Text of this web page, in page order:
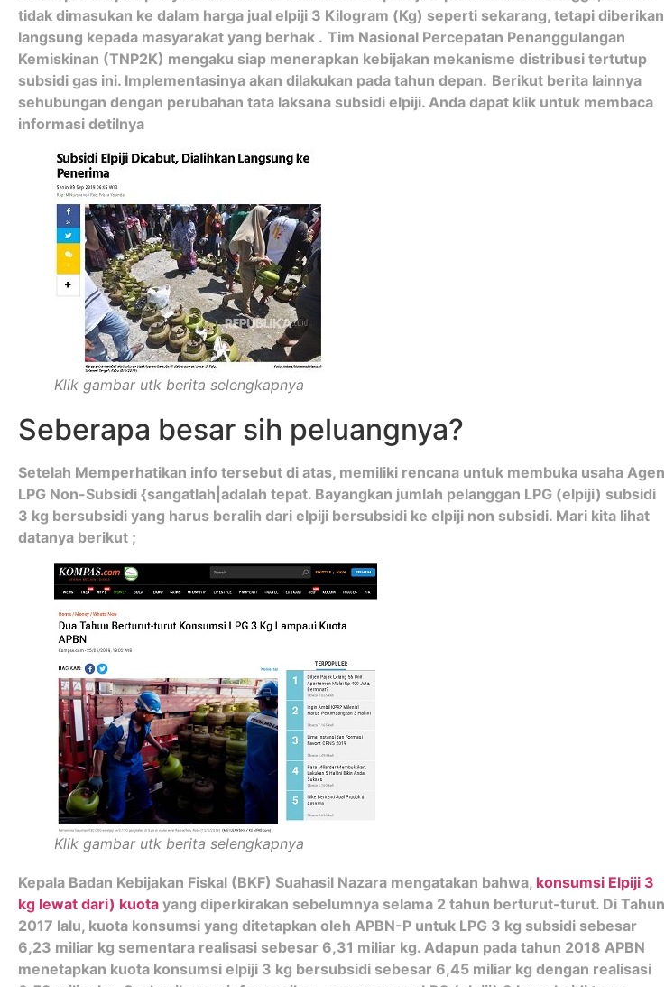
tidak dimasukan ke dalam harga jual elpiji 3 Kilogram (Kg) seperti sekarang, tetapi diberikan
langsung kepada masyarakat yang berhak . Tim Nasional Percepatan Penanggulangan
Kemiskinan (TNP2K) mengaku siap menerapkan kebijakan mekanisme distribusi tertutup
subsidi gas ini. Implementasinya akan dilakukan pada tahun depan. Berikut berita lainnya
sehubungan dengan perubahan tata laksana subsidi elpiji. Anda dapat klik untuk membaca
informasi detilnya
Klik gambar utk berita selengkapnya
Seberapa besar sih peluangnya?
Setelah Memperhatikan info tersebut di atas, memiliki rencana untuk membuka usaha Agen
LPG Non-Subsidi {sangatlah|adalah tepat. Bayangkan jumlah pelanggan LPG (elpiji) subsidi
3 kg bersubsidi yang harus beralih dari elpiji bersubsidi ke elpiji non subsidi. Mari kita lihat
datanya berikut ;
Klik gambar utk berita selengkapnya
Kepala Badan Kebijakan Fiskal (BKF) Suahasil Nazara mengatakan bahwa, konsumsi Elpiji 3
kg lewat dari) kuota yang diperkirakan sebelumnya selama 2 tahun berturut-turut. Di Tahun
2017 lalu, kuota konsumsi yang ditetapkan oleh APBN-P untuk LPG 3 kg subsidi sebesar
6,23 miliar kg sementara realisasi sebesar 6,31 miliar kg. Adapun pada tahun 2018 APBN
menetapkan kuota konsumsi elpiji 3 kg bersubsidi sebesar 6,45 miliar kg dengan realisasi